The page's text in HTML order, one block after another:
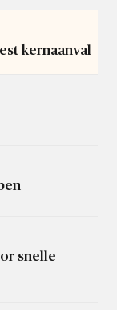
kernaanval
snelle